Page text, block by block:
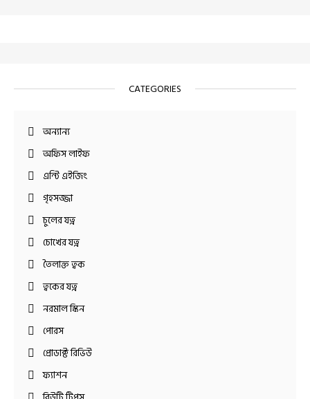
CATEGORIES
অন্যান্য
অফিস লাইফ
এন্টি এইজিং
গৃহসজ্জা
চুলের যত্ন
চোখের যত্ন
তৈলাক্ত ত্বক
ত্বকের যত্ন
নরমাল স্কিন
পোরস
প্রোডাক্ট রিভিউ
ফ্যাশন